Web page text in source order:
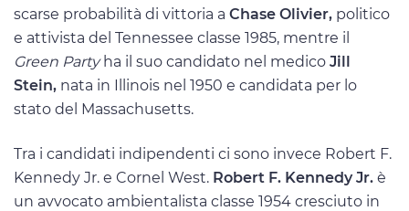
scarse probabilità di vittoria a Chase Olivier, politico
e attivista del Tennessee classe 1985, mentre il
Green Partyha il suo candidato nel medico Jill
Stein, nata in Illinois nel 1950 e candidata per lo
stato del Massachusetts.
Tra i candidati indipendenti ci sono invece Robert F.
Kennedy Jr. e Cornel West. Robert F. Kennedy Jr. è
un avvocato ambientalista classe 1954 cresciuto in